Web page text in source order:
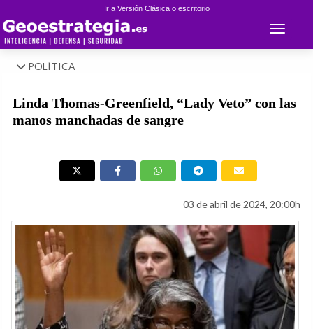
Ir a Versión Clásica o escritorio
Toggle
POLÍTICA
Linda Thomas-Greenfield, “Lady Veto” con las
manos manchadas de sangre
03 de abril de 2024, 20:00h